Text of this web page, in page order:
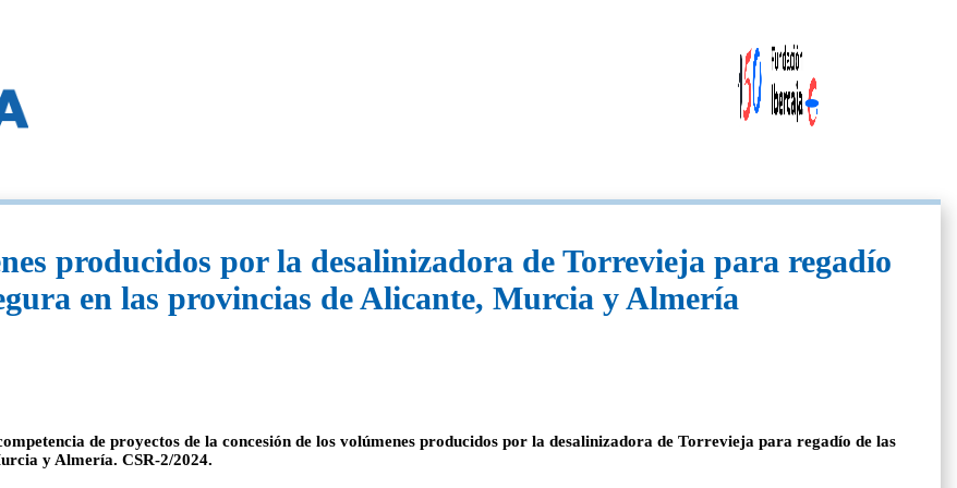
producidos por la desalinizadora de Torrevieja para regadío
en las provincias de Alicante, Murcia y Almería
de proyectos de la concesión de los volúmenes producidos por la desalinizadora de Torrevieja para regadío de las
y Almería. CSR-2/2024.